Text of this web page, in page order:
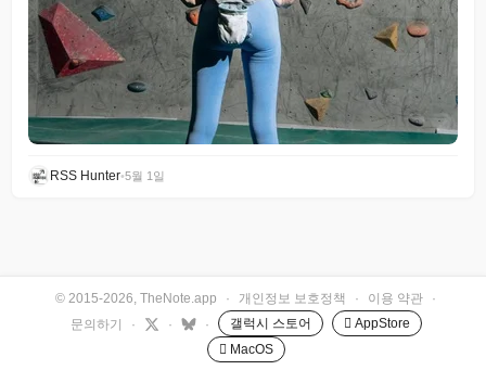
RSS Hunter•5월 1일
© 2015-2026, TheNote.app · 개인정보 보호정책 · 이용 약관
·
문의하기
· · · 갤럭시 스토어
 AppStore
 MacOS